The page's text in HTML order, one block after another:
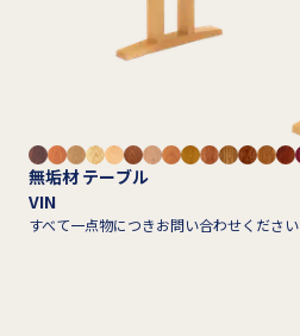
無垢材 テーブル
VIN
すべて一点物につきお問い合わせください